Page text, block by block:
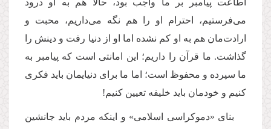
اطاعت پیامبر بر ما واجب بود، حالا هم به او درود
می‌فرستیم، احترام او را هم نگه می‌داریم، محبت و
ارادت‌مان هم به او کم نشده اما او از دنیا رفت و دینش را
گذاشت. ما قرآن را داریم؛ این امانتی است که پیامبر به
ما سپرده و محفوظ است؛ اما ما برای دنیایمان باید فکری
کنیم و خودمان باید خلیفه تعیین کنیم!
بنای «دموکراسی اسلامی» و اینکه مردم باید جانشین